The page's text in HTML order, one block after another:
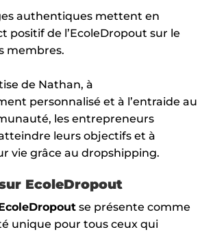
authentiques mettent en
positif de l’EcoleDropout sur le
membres.
de Nathan, à
personnalisé et à l’entraide au
les entrepreneurs
leurs objectifs et à
vie grâce au dropshipping.
EcoleDropout
se présente comme
unique pour tous ceux qui